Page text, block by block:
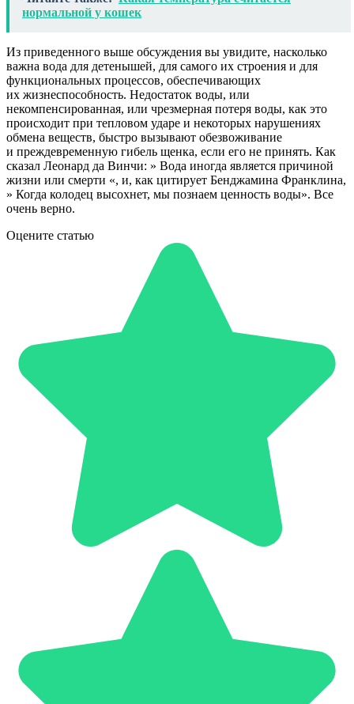
нормальной у кошек
Из приведенного выше обсуждения вы увидите, насколько
важна вода для детенышей, для самого их строения и для
функциональных процессов, обеспечивающих
их жизнеспособность. Недостаток воды, или
некомпенсированная, или чрезмерная потеря воды, как это
происходит при тепловом ударе и некоторых нарушениях
обмена веществ, быстро вызывают обезвоживание
и преждевременную гибель щенка, если его не принять. Как
сказал Леонард да Винчи: » Вода иногда является причиной
жизни или смерти «, и, как цитирует Бенджамина Франклина,
» Когда колодец высохнет, мы познаем ценность воды». Все
очень верно.
Оцените статью